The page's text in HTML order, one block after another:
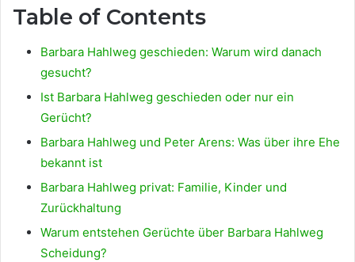
Table of Contents
Barbara Hahlweg geschieden: Warum wird danach
gesucht?
Ist Barbara Hahlweg geschieden oder nur ein
Gerücht?
Barbara Hahlweg und Peter Arens: Was über ihre Ehe
bekannt ist
Barbara Hahlweg privat: Familie, Kinder und
Zurückhaltung
Warum entstehen Gerüchte über Barbara Hahlweg
Scheidung?